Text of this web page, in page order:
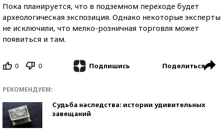
Пока планируется, что в подземном переходе будет
археологическая экспозиция. Однако некоторые эксперты
не исключили, что мелко-розничная торговля может
появиться и там.
0 0 Подпишись Поделиться
РЕКОМЕНДУЕМ:
Судьба наследства: истории удивительных
завещаний